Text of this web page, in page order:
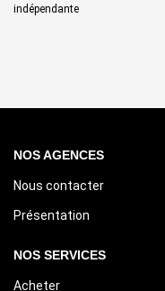
indépendante
NOS AGENCES
Nous contacter
Présentation
NOS SERVICES
Acheter